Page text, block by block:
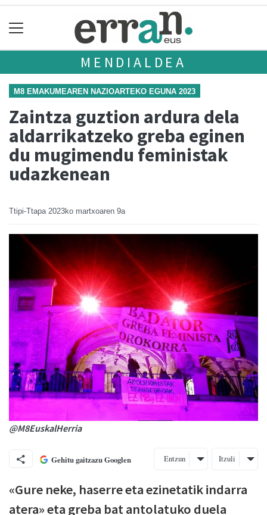
MENDIALDEA
M8 EMAKUMEAREN NAZIOARTEKO EGUNA 2023
Zaintza guztion ardura dela
aldarrikatzeko greba eginen
du mugimendu feministak
udazkenean
Ttipi-Ttapa 2023ko martxoaren 9a
@M8EuskalHerria
Gehitu gaitzazu Googlen Entzun Itzuli
«Gure neke, haserre eta ezinetatik indarra
atera» eta greba bat antolatuko duela